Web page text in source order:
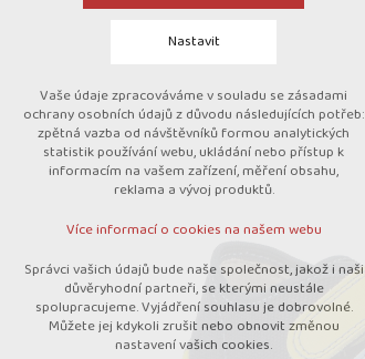
Nastavit
Technická cookies
nutná pro provozování webu
udržení kontextu stránek (session):
případná přihlášení, volby jazyka, apod.
návštěvnosti
marketingová cookies (Google)
Více informací o cookies na našem webu
Vaše údaje zpracováváme v souladu se zásadami
ochrany osobních údajů z důvodu následujících potřeb:
zpětná vazba od návštěvníků formou analytických
statistik používání webu, ukládání nebo přístup k
informacím na vašem zařízení, měření obsahu,
reklama a vývoj produktů.
Více informací o cookies na našem webu
Správci vašich údajů bude naše společnost, jakož i naši
důvěryhodní partneři, se kterými neustále
spolupracujeme. Vyjádření souhlasu je dobrovolné.
Můžete jej kdykoli zrušit nebo obnovit změnou
nastavení vašich cookies.